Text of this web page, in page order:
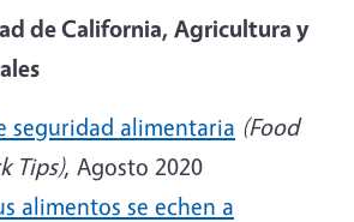
de California, Agricultura y
seguridad alimentaria (Food
Tips), Agosto 2020
alimentos se echen a